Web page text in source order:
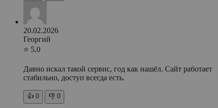
20.02.2026
Георгий
⭐ 5.0
Давно искал такой сервис, год как нашёл. Сайт работает
стабильно, доступ всегда есть.
👍 0 👎 0